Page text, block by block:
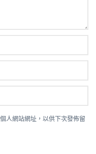
人網站網址，以供下次發佈留